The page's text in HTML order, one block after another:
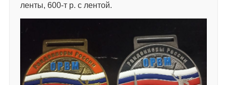
ленты, 600-т р. с лентой.